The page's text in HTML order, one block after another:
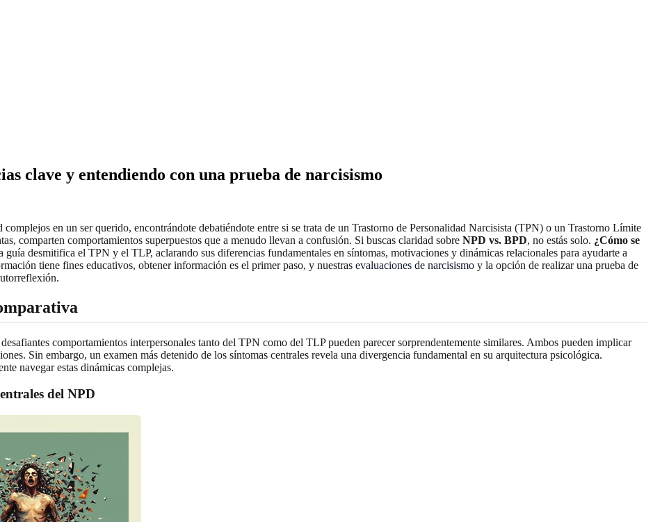
clave y entendiendo con una prueba de narcisismo
en un ser querido, encontrándote debatiéndote entre si se trata de un Trastorno de Personalidad Narcisista (TPN) o un Trastorno Límite
comparten comportamientos superpuestos que a menudo llevan a confusión. Si buscas claridad sobre NPD vs. BPD, no estás solo. ¿Cómo se
guía desmitifica el TPN y el TLP, aclarando sus diferencias fundamentales en síntomas, motivaciones y dinámicas relacionales para ayudarte a
tiene fines educativos, obtener información es el primer paso, y nuestras evaluaciones de narcisismo y la opción de realizar una prueba de
comportamientos interpersonales tanto del TPN como del TLP pueden parecer sorprendentemente similares. Ambos pueden implicar
Sin embargo, un examen más detenido de los síntomas centrales revela una divergencia fundamental en su arquitectura psicológica.
navegar estas dinámicas complejas.
del NPD